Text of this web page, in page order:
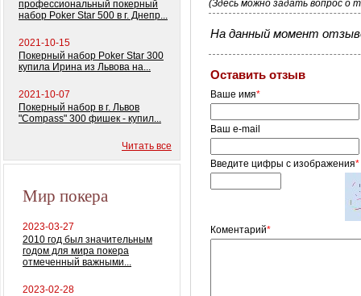
профессиональный покерный
набор Poker Star 500 в г. Днепр...
2021-10-15
Покерный набор Poker Star 300
купила Ирина из Львова на...
2021-10-07
Покерный набор в г. Львов
"Compass" 300 фишек - купил...
Читать все
Мир покера
2023-03-27
2010 год был значительным
годом для мира покера
отмеченный важными...
2023-02-28
(Здесь можно задать вопрос о
На данный момент
Оставить отзыв
Ваше имя*
Ваш e-mail
Введите цифры с изображения*
Коментарий*